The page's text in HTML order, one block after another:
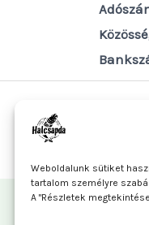
Weboldalunk sütiket
tartalom személyre
A "Részletek